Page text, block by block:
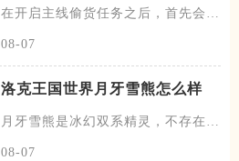
在开启主线偷货任务之后，首先会去
08-07
洛克王国世界月牙雪熊怎么样
月牙雪熊是冰幻双系精灵，不存在进
08-07